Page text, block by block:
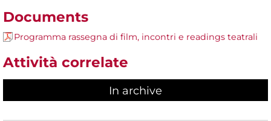
Documents
Programma rassegna di film, incontri e readings teatrali
Attività correlate
In archive